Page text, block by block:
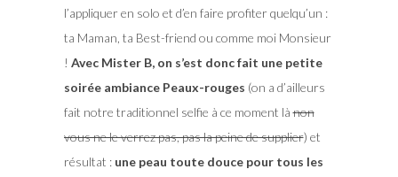
l’appliquer en solo et d’en faire profiter quelqu’un :
ta Maman, ta Best-friend ou comme moi Monsieur
! Avec Mister B, on s’est donc fait une petite
soirée ambiance Peaux-rouges (on a d’ailleurs
fait notre traditionnel selfie à ce moment lànon
vous ne le verrez pas, pas la peine de supplier) et
résultat : une peau toute douce pour tous les